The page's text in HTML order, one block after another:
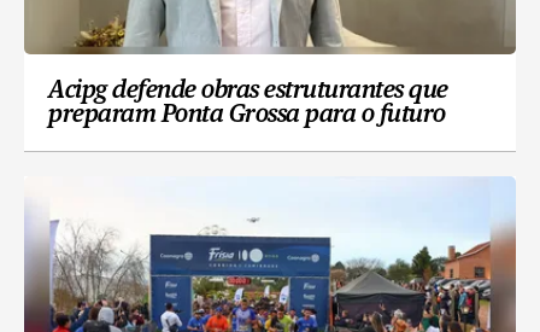
Acipg defende obras estruturantes que
preparam Ponta Grossa para o futuro